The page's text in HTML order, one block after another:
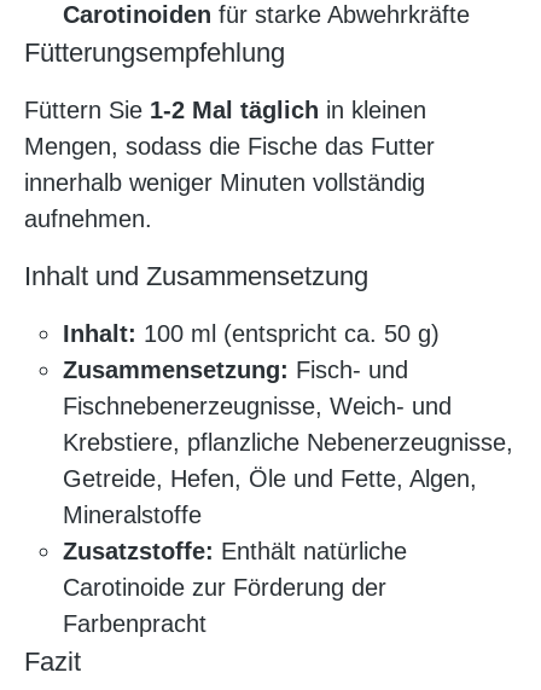
Carotinoiden für starke Abwehrkräfte
Fütterungsempfehlung
Füttern Sie 1-2 Mal täglich in kleinen
Mengen, sodass die Fische das Futter
innerhalb weniger Minuten vollständig
aufnehmen.
Inhalt und Zusammensetzung
Inhalt: 100 ml (entspricht ca. 50 g)
Zusammensetzung: Fisch- und
Fischnebenerzeugnisse, Weich- und
Krebstiere, pflanzliche Nebenerzeugnisse,
Getreide, Hefen, Öle und Fette, Algen,
Mineralstoffe
Zusatzstoffe: Enthält natürliche
Carotinoide zur Förderung der
Farbenpracht
Fazit